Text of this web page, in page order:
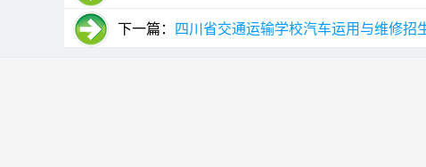
下一篇： 四川省交通运输学校汽车运用与维修招